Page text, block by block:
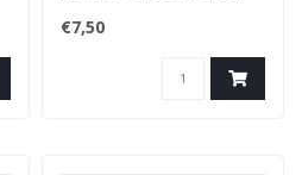
organiser vos affaires à la
mais..
€7,50